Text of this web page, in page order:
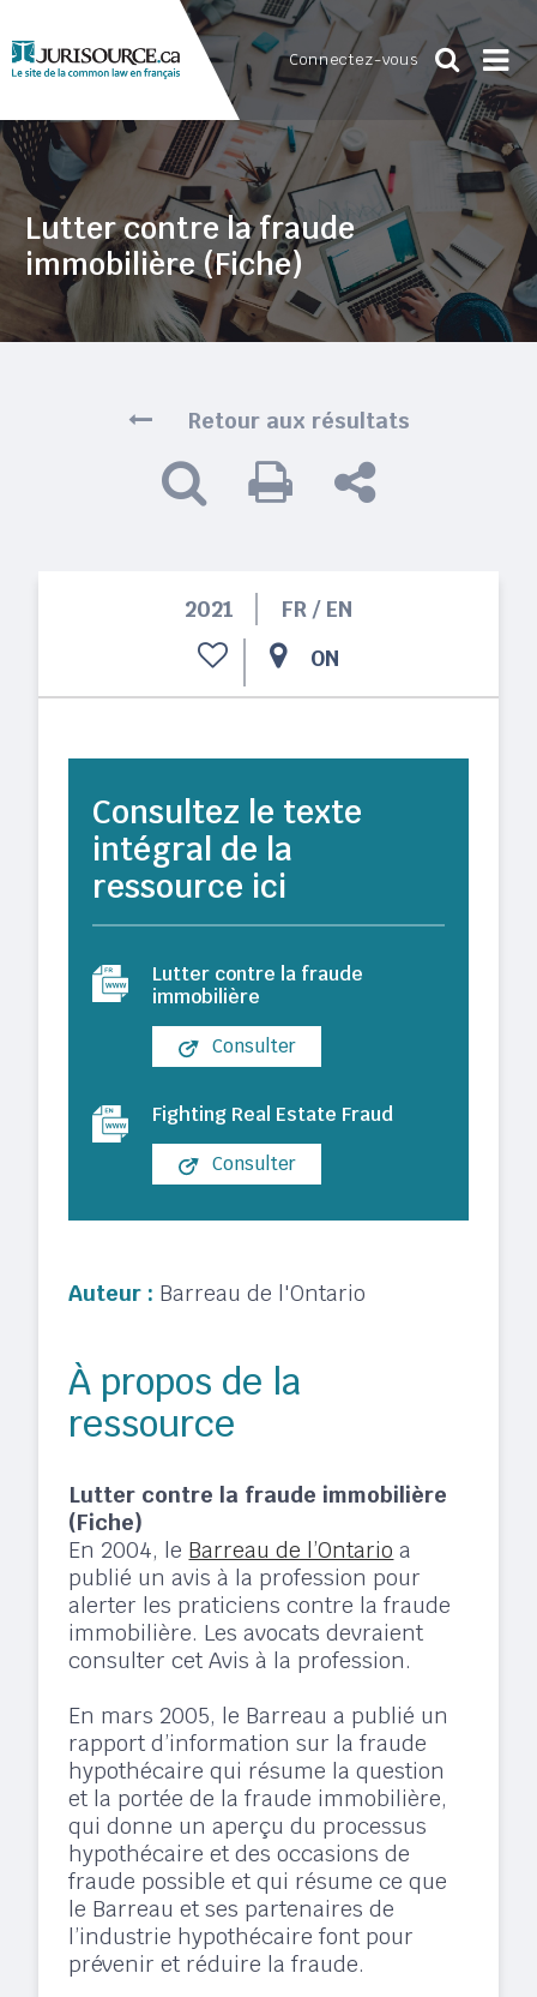
Connectez-vous
Lutter contre la fraude
immobilière (Fiche)
Retour aux résultats
2021
FR / EN
ON
Auteur : Barreau de l'Ontario
À propos de la
ressource
Lutter contre la fraude immobilière
(Fiche)
En 2004, le Barreau de l’Ontario a
publié un avis à la profession pour
alerter les praticiens contre la fraude
immobilière. Les avocats devraient
consulter cet Avis à la profession.
En mars 2005, le Barreau a publié un
rapport d’information sur la fraude
hypothécaire qui résume la question
et la portée de la fraude immobilière,
qui donne un aperçu du processus
hypothécaire et des occasions de
fraude possible et qui résume ce que
le Barreau et ses partenaires de
l’industrie hypothécaire font pour
prévenir et réduire la fraude.
Consultez le texte
intégral de la
ressource ici
Lutter contre la fraude
immobilière
Consulter
Fighting Real Estate Fraud
Consulter